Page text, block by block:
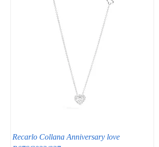
Recarlo Collana Anniversary love